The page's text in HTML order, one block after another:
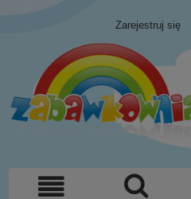
Zarejestruj się